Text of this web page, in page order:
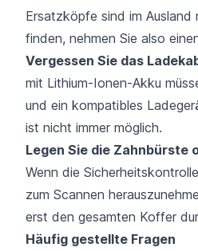
Ersatzköpfe sind im Ausland
finden, nehmen Sie also
Vergessen Sie das
mit Lithium-Ionen-Akku
und ein kompatibles
ist nicht immer möglich.
Legen Sie die Zahnbürste
Wenn die
zum Scannen
erst den gesamten Koffer
Häufig gestellte Fragen